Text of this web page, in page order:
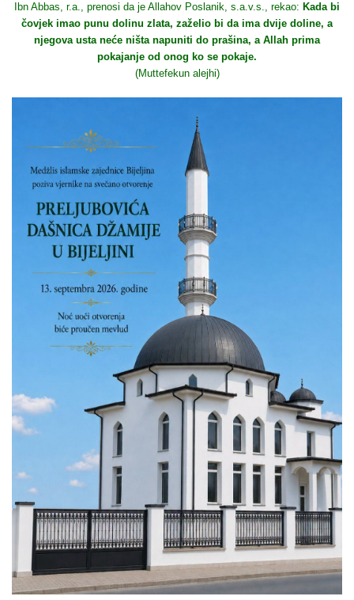
Ibn Abbas, r.a., prenosi da je Allahov Poslanik, s.a.v.s., rekao: Kada bi
čovjek imao punu dolinu zlata, zaželio bi da ima dvije doline, a
njegova usta neće ništa napuniti do prašina, a Allah prima
pokajanje od onog ko se pokaje.
(Muttefekun alejhi)